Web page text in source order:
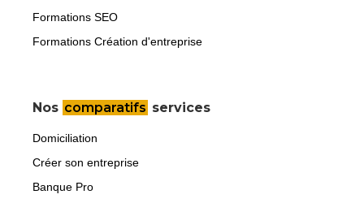
Formations SEO
Formations Création d'entreprise
Nos comparatifs services
Domiciliation
Créer son entreprise
Banque Pro